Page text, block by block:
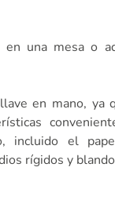
en una mesa o
en mano, ya
incluido el
rígidos y